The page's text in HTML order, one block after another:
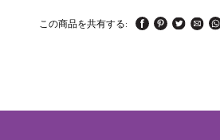
この商品を共有する: